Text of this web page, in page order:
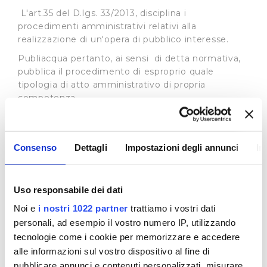
Consenso Dettagli Impostazioni degli annunci
Uso responsabile dei dati
Noi e i nostri 1022 partner trattiamo i vostri dati
personali, ad esempio il vostro numero IP, utilizzando
tecnologie come i cookie per memorizzare e accedere
alle informazioni sul vostro dispositivo al fine di
L'art.35 del D.lgs. 33/2013, disciplina i
procedimenti amministrativi relativi alla
realizzazione di un'opera di pubblico interesse.
Publiacqua pertanto, ai sensi di detta normativa,
pubblica il procedimento di esproprio quale
tipologia di atto amministrativo di propria
competenza.
In base all’art. 22 L.R. 69/2011 l'Autorità Idrica
Toscana può delegare, in tutto o in parte, i propri
poteri espropriativi al gestore del servizio idrico
integrato, nell'ambito della convenzione di
espropriativo. Si rimanda al sito dell’
Toscanaper tutte le informazioni connesse ai
procedimenti in essere.
Procedimenti ad istanza di parte
In merito ai procedimenti di istanza di parte la